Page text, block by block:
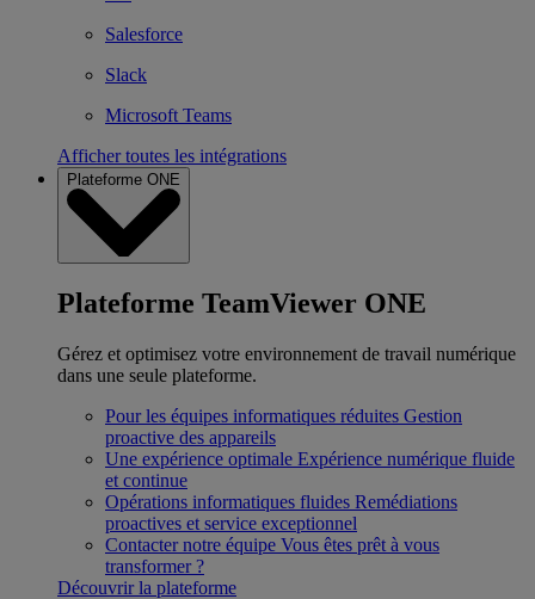
Salesforce
Slack
Microsoft Teams
Afficher toutes les intégrations
Plateforme ONE
Plateforme TeamViewer ONE
Gérez et optimisez votre environnement de travail numérique
dans une seule plateforme.
Pour les équipes informatiques réduites Gestion
proactive des appareils
Une expérience optimale Expérience numérique fluide
et continue
Opérations informatiques fluides Remédiations
proactives et service exceptionnel
Contacter notre équipe Vous êtes prêt à vous
transformer ?
Découvrir la plateforme